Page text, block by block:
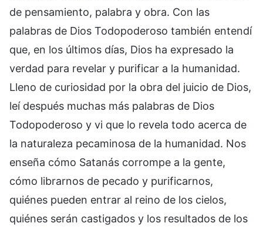
de pensamiento, palabra y obra. Con las
palabras de Dios Todopoderoso también entendí
que, en los últimos días, Dios ha expresado la
verdad para revelar y purificar a la humanidad.
Lleno de curiosidad por la obra del juicio de Dios,
leí después muchas más palabras de Dios
Todopoderoso y vi que lo revela todo acerca de
la naturaleza pecaminosa de la humanidad. Nos
enseña cómo Satanás corrompe a la gente,
cómo librarnos de pecado y purificarnos,
quiénes pueden entrar al reino de los cielos,
quiénes serán castigados y los resultados de los